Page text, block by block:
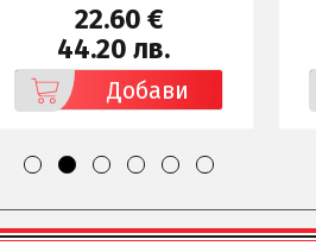
22.60 €
44.20 лв.
Добави